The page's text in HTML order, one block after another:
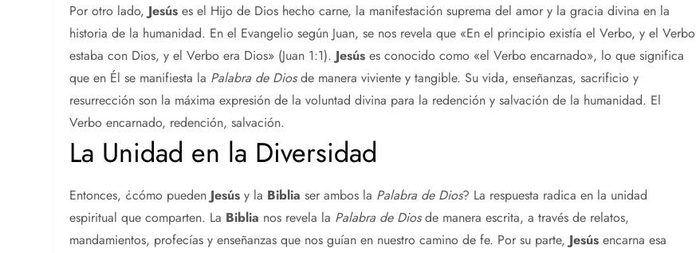
Por otro lado, Jesús es el Hijo de Dios hecho carne, la manifestación suprema del amor y la gracia divina en la
historia de la humanidad. En el Evangelio según Juan, se nos revela que «En el principio existía el Verbo, y el Verbo
estaba con Dios, y el Verbo era Dios» (Juan 1:1). Jesús es conocido como «el Verbo encarnado», lo que significa
que en Él se manifiesta la Palabra de Diosde manera viviente y tangible. Su vida, enseñanzas, sacrificio y
resurrección son la máxima expresión de la voluntad divina para la redención y salvación de la humanidad. El
Verbo encarnado, redención, salvación.
La Unidad en la Diversidad
Entonces, ¿cómo pueden Jesús y la Biblia ser ambos la Palabra de Dios? La respuesta radica en la unidad
espiritual que comparten. La Biblia nos revela la Palabra de Diosde manera escrita, a través de relatos,
mandamientos, profecías y enseñanzas que nos guían en nuestro camino de fe. Por su parte, Jesús encarna esa